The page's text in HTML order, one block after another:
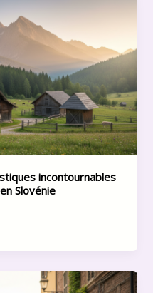
incontournables
Slovénie